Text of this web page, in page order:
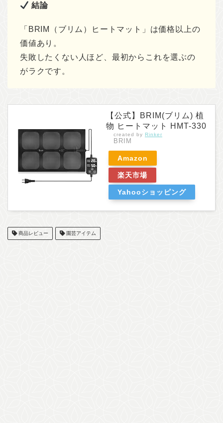
結論
「BRIM（ブリム）ヒートマット」は価格以上の
価値あり。
失敗したくない人ほど、最初からこれを選ぶの
がラクです。
【公式】BRIM(ブリム) 植
物 ヒートマット HMT-330
created by Rinker
BRIM
Amazon
楽天市場
Yahooショッピング
商品レビュー 園芸アイテム